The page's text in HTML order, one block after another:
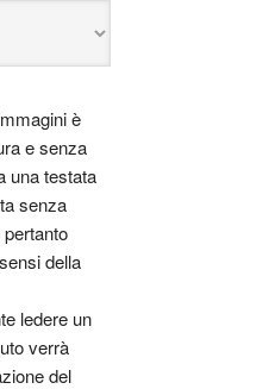
è
e senza
una testata
senza
della
ledere un
verrà
del